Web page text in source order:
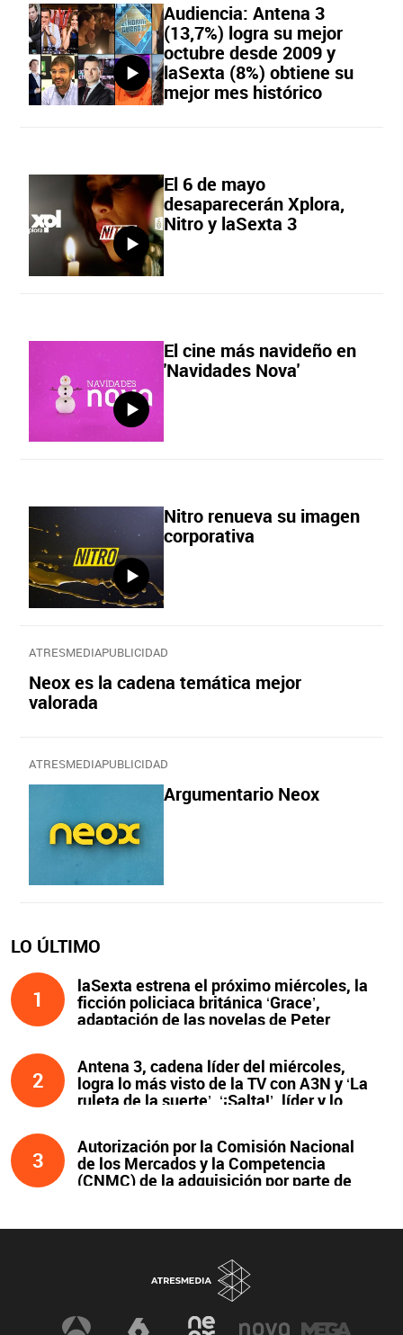
Audiencia: Antena 3
(13,7%) logra su mejor
octubre desde 2009 y
laSexta (8%) obtiene su
mejor mes histórico
El 6 de mayo
desaparecerán Xplora,
Nitro y laSexta 3
El cine más navideño en
'Navidades Nova'
Nitro renueva su imagen
corporativa
ATRESMEDIAPUBLICIDAD
Neox es la cadena temática mejor
valorada
ATRESMEDIAPUBLICIDAD
Argumentario Neox
LO ÚLTIMO
1
laSexta estrena el próximo miércoles, la
ficción policiaca británica ‘Grace’,
adaptación de las novelas de Peter
2
Antena 3, cadena líder del miércoles,
logra lo más visto de la TV con A3N y ‘La
ruleta de la suerte’. ‘¡Salta!’, líder y lo
3
Autorización por la Comisión Nacional
de los Mercados y la Competencia
(CNMC) de la adquisición por parte de
compromisos asumidos